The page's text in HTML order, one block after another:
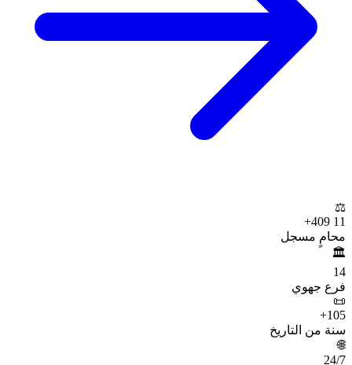
⚖️
11 409
+
محامٍ مسجل
🏛️
14
فرع جهوي
📜
105
+
سنة من التاريخ
🌐
24/7